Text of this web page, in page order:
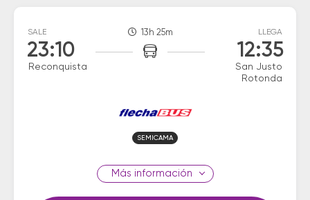
SALE
23:10
Reconquista
13h 25m LLEGA
12:35
San Justo
Rotonda
SEMICAMA
información